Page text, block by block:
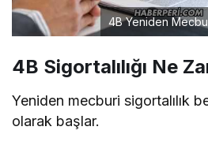
4B Yeniden
4B Sigortalılığı Ne
Yeniden mecburi sigortalılık
olarak başlar.